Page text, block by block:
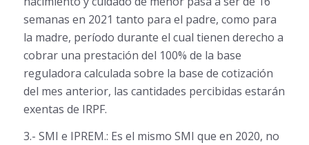
semanas en 2021 tanto para el padre, como para
la madre, período durante el cual tienen derecho a
cobrar una prestación del 100% de la base
reguladora calculada sobre la base de cotización
del mes anterior, las cantidades percibidas estarán
exentas de IRPF.
3.- SMI e IPREM.: Es el mismo SMI que en 2020, no